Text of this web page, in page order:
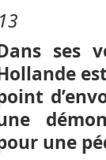
ses
une